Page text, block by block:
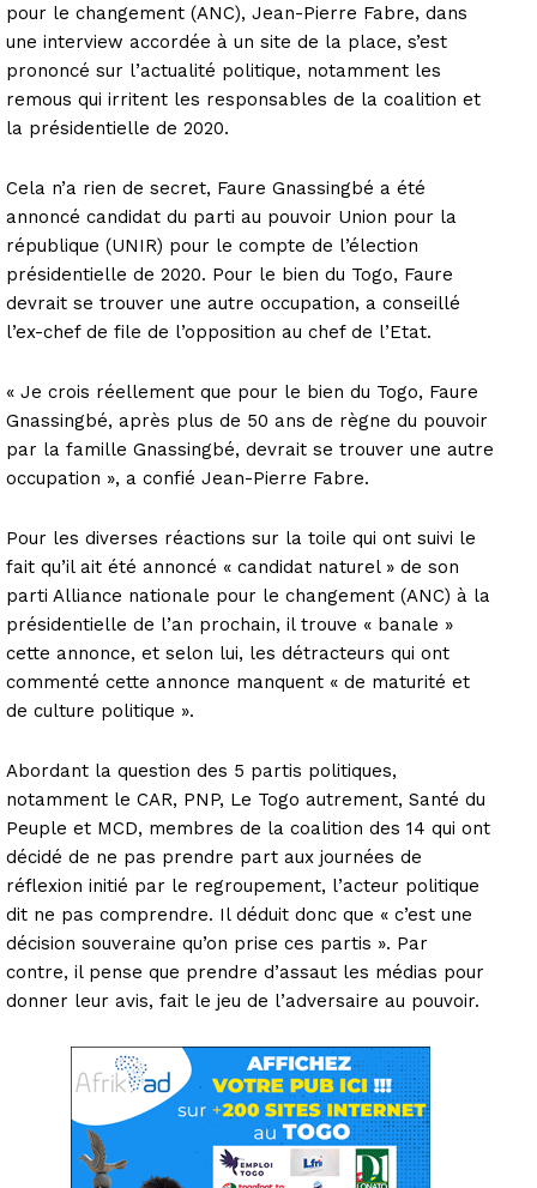
pour le changement (ANC), Jean-Pierre Fabre, dans
une interview accordée à un site de la place, s’est
prononcé sur l’actualité politique, notamment les
remous qui irritent les responsables de la coalition et
la présidentielle de 2020.
Cela n’a rien de secret, Faure Gnassingbé a été
annoncé candidat du parti au pouvoir Union pour la
république (UNIR) pour le compte de l’élection
présidentielle de 2020. Pour le bien du Togo, Faure
devrait se trouver une autre occupation, a conseillé
l’ex-chef de file de l’opposition au chef de l’Etat.
« Je crois réellement que pour le bien du Togo, Faure
Gnassingbé, après plus de 50 ans de règne du pouvoir
par la famille Gnassingbé, devrait se trouver une autre
occupation », a confié Jean-Pierre Fabre.
Pour les diverses réactions sur la toile qui ont suivi le
fait qu’il ait été annoncé « candidat naturel » de son
parti Alliance nationale pour le changement (ANC) à la
présidentielle de l’an prochain, il trouve « banale »
cette annonce, et selon lui, les détracteurs qui ont
commenté cette annonce manquent « de maturité et
de culture politique ».
Abordant la question des 5 partis politiques,
notamment le CAR, PNP, Le Togo autrement, Santé du
Peuple et MCD, membres de la coalition des 14 qui ont
décidé de ne pas prendre part aux journées de
réflexion initié par le regroupement, l’acteur politique
dit ne pas comprendre. Il déduit donc que « c’est une
décision souveraine qu’on prise ces partis ». Par
contre, il pense que prendre d’assaut les médias pour
donner leur avis, fait le jeu de l’adversaire au pouvoir.